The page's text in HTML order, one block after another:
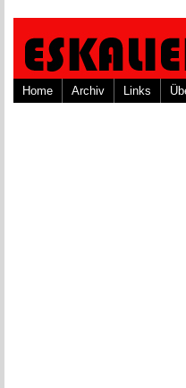
Home Archiv Links